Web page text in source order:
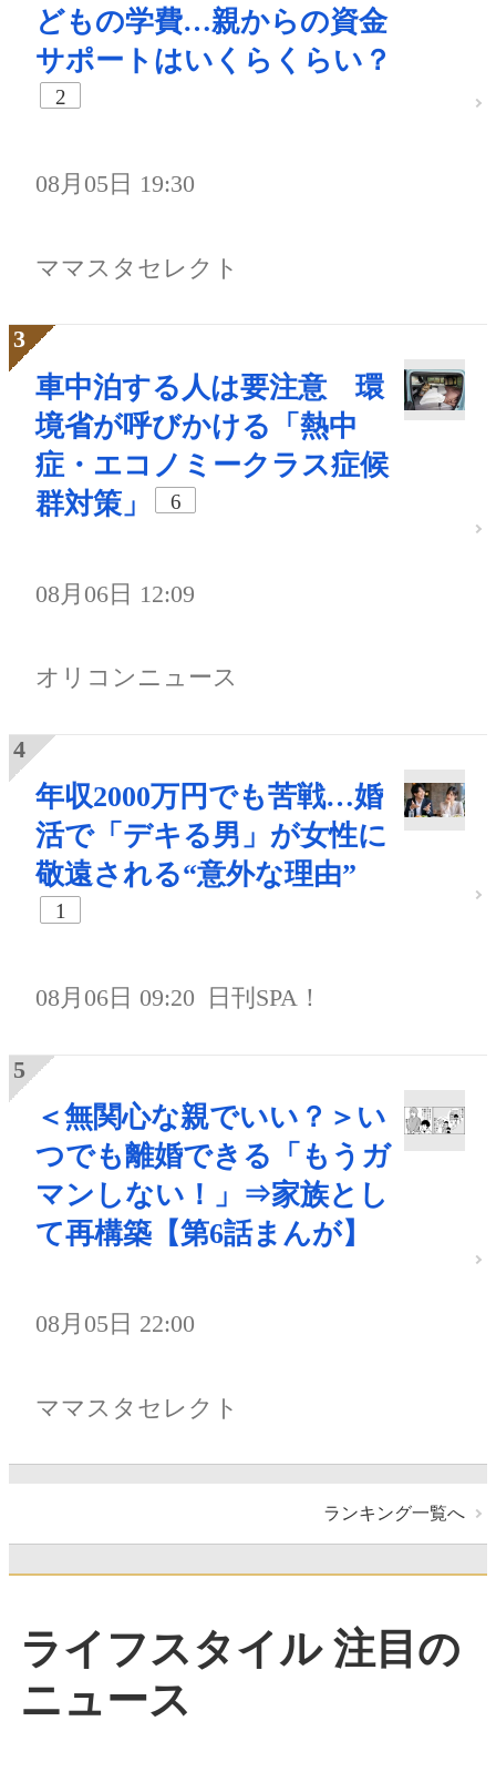
どもの学費…親からの資金
サポートはいくらくらい？
2
08月05日 19:30
ママスタセレクト
車中泊する人は要注意 環
境省が呼びかける「熱中
症・エコノミークラス症候
群対策」
6
08月06日 12:09
オリコンニュース
年収2000万円でも苦戦…婚
活で「デキる男」が女性に
敬遠される“意外な理由”
1
08月06日 09:20 日刊SPA！
＜無関心な親でいい？＞い
つでも離婚できる「もうガ
マンしない！」⇒家族とし
て再構築【第6話まんが】
08月05日 22:00
ママスタセレクト
ランキング一覧へ
ライフスタイル 注目の
ニュース